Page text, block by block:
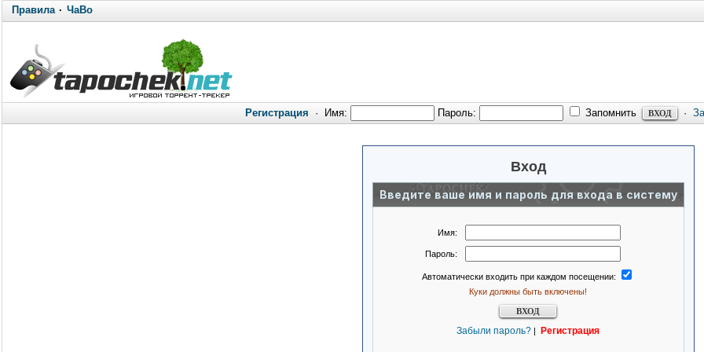
Правила· ЧаВо
Регистрация · Имя: Пароль: Запомнить ·
Вход
Введите ваше имя и пароль для входа в систему
Имя:
Пароль:
Автоматически входить при каждом посещении:
Куки должны быть включены!
Забыли пароль? | Регистрация